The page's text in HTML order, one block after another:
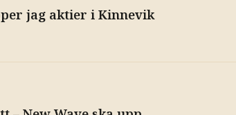
jag aktier i Kinnevik